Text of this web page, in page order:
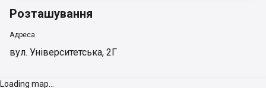
Розташування
Адреса
вул. Університетська, 2Г
Loading map...